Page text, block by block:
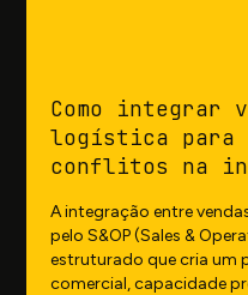
Como integrar
logística para
conflitos na
A integração entre
pelo S&OP (Sales &
estruturado que cria um
comercial, capacidade